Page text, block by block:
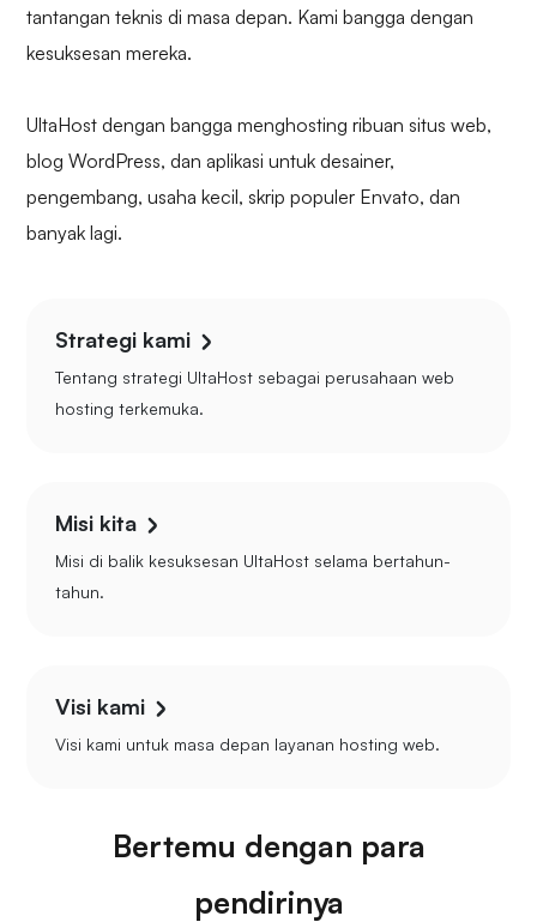
tantangan teknis di masa depan. Kami bangga dengan
kesuksesan mereka.
UltaHost dengan bangga menghosting ribuan situs web,
blog WordPress, dan aplikasi untuk desainer,
pengembang, usaha kecil, skrip populer Envato, dan
banyak lagi.
Strategi kami
Tentang strategi UltaHost sebagai perusahaan web
hosting terkemuka.
Misi kita
Misi di balik kesuksesan UltaHost selama bertahun-
tahun.
Visi kami
Visi kami untuk masa depan layanan hosting web.
Bertemu dengan para
pendirinya